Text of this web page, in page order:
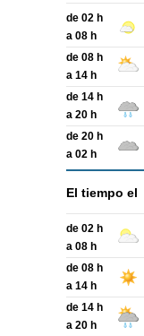
de 02 h
a 08 h
de 08 h
a 14 h
de 14 h
a 20 h
de 20 h
a 02 h
El tiempo el
de 02 h
a 08 h
de 08 h
a 14 h
de 14 h
a 20 h